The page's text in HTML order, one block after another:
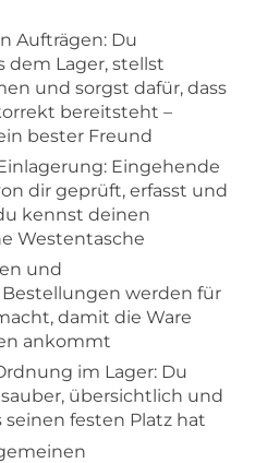
Aufträgen: Du
Lager, stellst
und sorgst dafür, dass
bereitsteht –
bester Freund
Eingehende
dir geprüft, erfasst und
kennst deinen
Westentasche
und
werden für
damit die Ware
ankommt
im Lager: Du
übersichtlich und
seinen festen Platz hat